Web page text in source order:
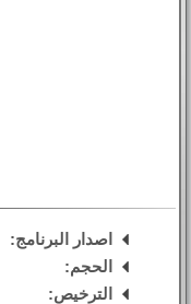
اصدار البرنامج:
الحجم:
الترخيص: